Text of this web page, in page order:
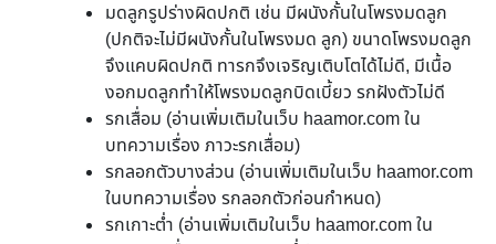
มดลูกรูปร่างผิดปกติ เช่น มีผนังกั้นในโพรงมดลูก
(ปกติจะไม่มีผนังกั้นในโพรงมด ลูก) ขนาดโพรงมดลูก
จึงแคบผิดปกติ ทารกจึงเจริญเติบโตได้ไม่ดี, มีเนื้อ
งอกมดลูกทำให้โพรงมดลูกบิดเบี้ยว รกฝังตัวไม่ดี
รกเสื่อม (อ่านเพิ่มเติมในเว็บ haamor.com ใน
บทความเรื่อง ภาวะรกเสื่อม)
รกลอกตัวบางส่วน (อ่านเพิ่มเติมในเว็บ haamor.com
ในบทความเรื่อง รกลอกตัวก่อนกำหนด)
รกเกาะต่ำ (อ่านเพิ่มเติมในเว็บ haamor.com ใน